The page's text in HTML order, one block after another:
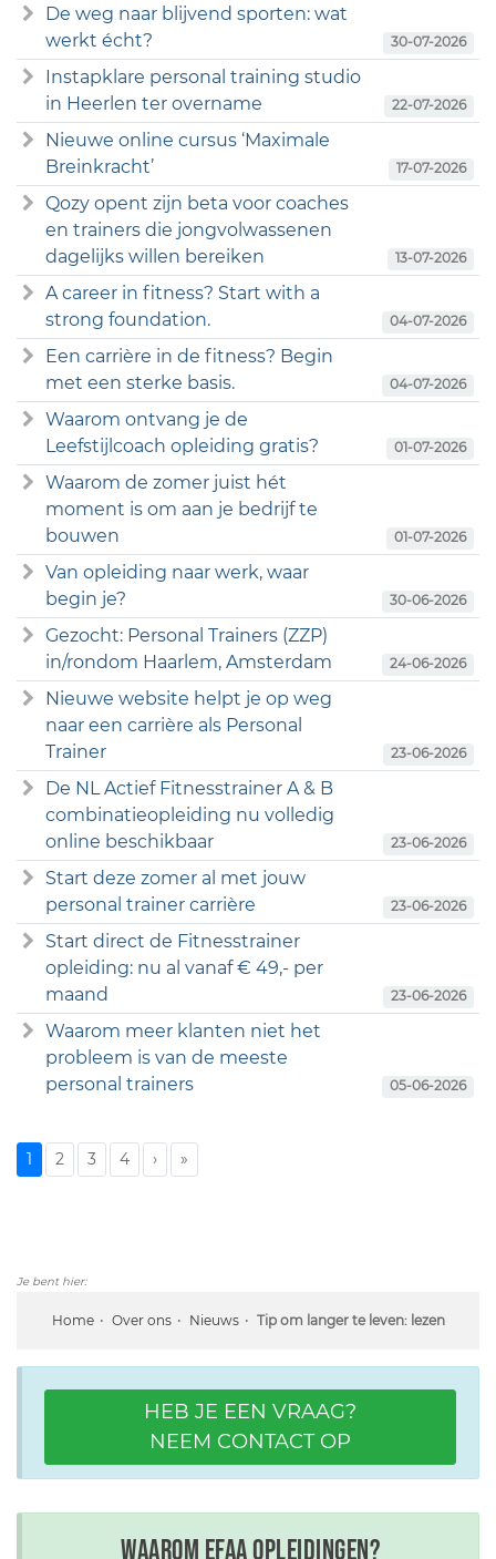
De weg naar blijvend sporten: wat
werkt écht?
30-07-2026
Instapklare personal training studio
in Heerlen ter overname
22-07-2026
Nieuwe online cursus ‘Maximale
Breinkracht’
17-07-2026
Qozy opent zijn beta voor coaches
en trainers die jongvolwassenen
dagelijks willen bereiken
13-07-2026
A career in fitness? Start with a
strong foundation.
04-07-2026
Een carrière in de fitness? Begin
met een sterke basis.
04-07-2026
Waarom ontvang je de
Leefstijlcoach opleiding gratis?
01-07-2026
Waarom de zomer juist hét
moment is om aan je bedrijf te
bouwen
01-07-2026
Van opleiding naar werk, waar
begin je?
30-06-2026
Gezocht: Personal Trainers (ZZP)
in/rondom Haarlem, Amsterdam
24-06-2026
Nieuwe website helpt je op weg
naar een carrière als Personal
Trainer
23-06-2026
De NL Actief Fitnesstrainer A & B
combinatieopleiding nu volledig
online beschikbaar
23-06-2026
Start deze zomer al met jouw
personal trainer carrière
23-06-2026
Start direct de Fitnesstrainer
opleiding: nu al vanaf € 49,- per
maand
23-06-2026
Waarom meer klanten niet het
probleem is van de meeste
personal trainers
05-06-2026
1 2 3 4 › »
Je bent hier:
Home Over ons Nieuws Tip om langer te leven: lezen
HEB JE EEN VRAAG?
NEEM CONTACT OP
Waarom EFAA opleidingen?